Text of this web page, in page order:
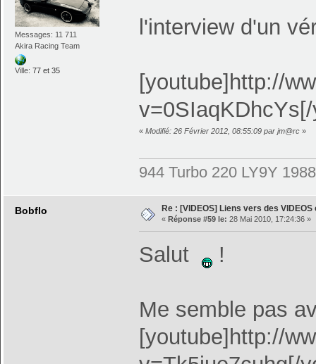
Messages: 11 711
Akira Racing Team
Ville:77 et 35
l'interview d'un
[youtube]http://
« Modifié: 26 Février 2012, 08:55:09 par jm@rc»
944 Turbo 220 LY9Y 1988
Bobflo Re : [VIDEOS] Liens vers des
« Réponse #59 le: 28 Mai 2010, 17:24:36 »
Salut !
Me semble pas
[youtube]http://